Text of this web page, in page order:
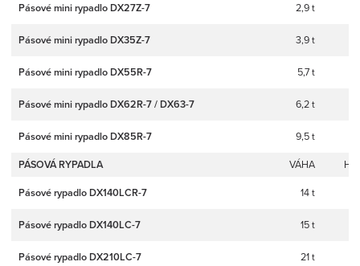
Pásové mini rypadlo DX27Z-7 2,9 t
Pásové mini rypadlo DX35Z-7 3,9 t
Pásové mini rypadlo DX55R-7 5,7 t
Pásové mini rypadlo DX62R-7 / DX63-7 6,2 t
Pásové mini rypadlo DX85R-7 9,5 t
PÁSOVÁ RYPADLA VÁHA
Pásové rypadlo DX140LCR-7 14 t
Pásové rypadlo DX140LC-7 15 t
Pásové rypadlo DX210LC-7 21 t